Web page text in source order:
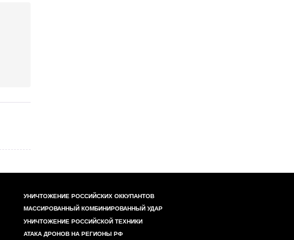
УНИЧТОЖЕНИЕ РОССИЙСКИХ ОККУПАНТОВ
МАССИРОВАННЫЙ КОМБИНИРОВАННЫЙ УДАР
УНИЧТОЖЕНИЕ РОССИЙСКОЙ ТЕХНИКИ
АТАКА ДРОНОВ НА РЕГИОНЫ РФ